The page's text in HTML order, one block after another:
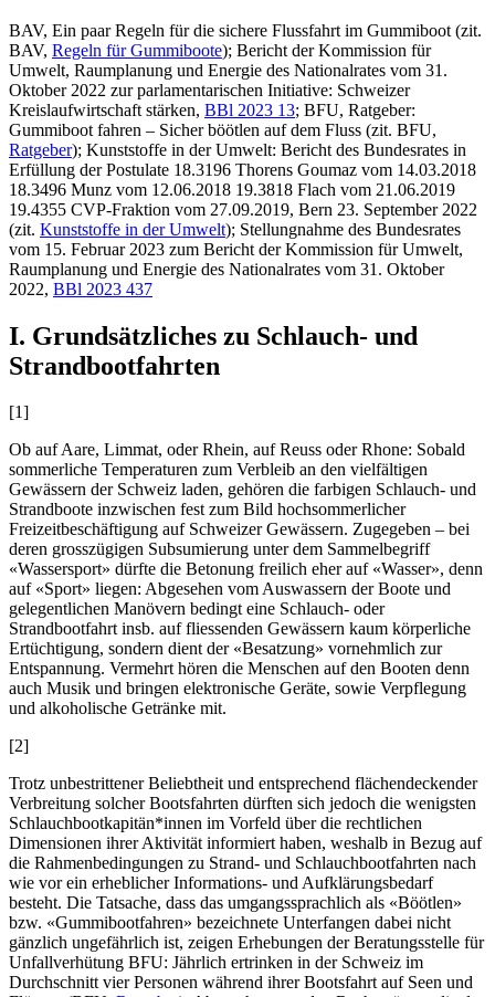
BAV, Ein paar Regeln für die sichere Flussfahrt im Gummiboot (zit.
BAV, Regeln für Gummiboote); Bericht der Kommission für
Umwelt, Raumplanung und Energie des Nationalrates vom 31.
Oktober 2022 zur parlamentarischen Initiative: Schweizer
Kreislaufwirtschaft stärken, BBl 2023 13; BFU, Ratgeber:
Gummiboot fahren – Sicher böötlen auf dem Fluss (zit. BFU,
Ratgeber); Kunststoffe in der Umwelt: Bericht des Bundesrates in
Erfüllung der Postulate 18.3196 Thorens Goumaz vom 14.03.2018
18.3496 Munz vom 12.06.2018 19.3818 Flach vom 21.06.2019
19.4355 CVP-Fraktion vom 27.09.2019, Bern 23. September 2022
(zit. Kunststoffe in der Umwelt); Stellungnahme des Bundesrates
vom 15. Februar 2023 zum Bericht der Kommission für Umwelt,
Raumplanung und Energie des Nationalrates vom 31. Oktober
2022, BBl 2023 437
I. Grundsätzliches zu Schlauch- und
Strandbootfahrten
[1]
Ob auf Aare, Limmat, oder Rhein, auf Reuss oder Rhone: Sobald
sommerliche Temperaturen zum Verbleib an den vielfältigen
Gewässern der Schweiz laden, gehören die farbigen Schlauch- und
Strandboote inzwischen fest zum Bild hochsommerlicher
Freizeitbeschäftigung auf Schweizer Gewässern. Zugegeben – bei
deren grosszügigen Subsumierung unter dem Sammelbegriff
«Wassersport» dürfte die Betonung freilich eher auf «Wasser», denn
auf «Sport» liegen: Abgesehen vom Auswassern der Boote und
gelegentlichen Manövern bedingt eine Schlauch- oder
Strandbootfahrt insb. auf fliessenden Gewässern kaum körperliche
Ertüchtigung, sondern dient der «Besatzung» vornehmlich zur
Entspannung. Vermehrt hören die Menschen auf den Booten denn
auch Musik und bringen elektronische Geräte, sowie Verpflegung
und alkoholische Getränke mit.
[2]
Trotz unbestrittener Beliebtheit und entsprechend flächendeckender
Verbreitung solcher Bootsfahrten dürften sich jedoch die wenigsten
Schlauchbootkapitän*innen im Vorfeld über die rechtlichen
Dimensionen ihrer Aktivität informiert haben, weshalb in Bezug auf
die Rahmenbedingungen zu Strand- und Schlauchbootfahrten nach
wie vor ein erheblicher Informations- und Aufklärungsbedarf
besteht. Die Tatsache, dass das umgangssprachlich als «Böötlen»
bzw. «Gummibootfahren» bezeichnete Unterfangen dabei nicht
gänzlich ungefährlich ist, zeigen Erhebungen der Beratungsstelle für
Unfallverhütung BFU: Jährlich ertrinken in der Schweiz im
Durchschnitt vier Personen während ihrer Bootsfahrt auf Seen und